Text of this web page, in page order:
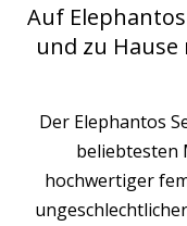
Auf
und zu
Der Elephantos
beliebtesten
hochwertiger